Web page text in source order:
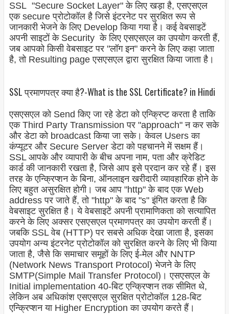
SSL "Secure Socket Layer" के लिए खड़ा है, एसएसएल
एक secure प्रोटोकॉल है जिसे इंटरनेट पर सुरक्षित रूप से
जानकारी भेजने के लिए Develop किया गया है। कई वेबसाइटें
अपनी साइटों के Security के लिए एसएसएल का उपयोग करती हैं,
जब आपको किसी वेबसाइट पर "लॉग इन" करने के लिए कहा जाता
है, तो Resulting page एसएसएल द्वारा सुरक्षित किया जाता है।
SSL प्रमाणपत्र क्या है?-What is the SSL Certificate? in Hindi
एसएसएल को Send किए जा रहे डेटा को एन्क्रिप्ट करता है ताकि
एक Third Party Transmission पर "approach" न कर सके
और डेटा को broadcast किया जा सके। केवल Users का
कंप्यूटर और Secure Server डेटा को पहचानने में सक्षम हैं।
SSL आपके और व्यापारी के बीच अपना नाम, पता और क्रेडिट
कार्ड की जानकारी रखता है, जिसे आप इसे प्रदान कर रहे हैं। इस
तरह के एन्क्रिप्शन के बिना, ऑनलाइन खरीदारी व्यावहारिक होने के
लिए बहुत असुरक्षित होगी। जब आप "http" के बाद एक Web
address पर जाते हैं, तो "http" के बाद "s" इंगित करता है कि
वेबसाइट सुरक्षित है। ये वेबसाइटें अपनी प्रामाणिकता को सत्यापित
करने के लिए अक्सर एसएसएल प्रमाणपत्र का उपयोग करती हैं।
जबकि SSL वेब (HTTP) पर सबसे अधिक देखा जाता है, इसका
उपयोग अन्य इंटरनेट प्रोटोकॉल को सुरक्षित करने के लिए भी किया
जाता है, जैसे कि समाचार समूहों के लिए ई-मेल और NNTP
(Network News Transport Protocol) भेजने के लिए
SMTP(Simple Mail Transfer Protocol)। एसएसएल के
Initial implementation 40-बिट एन्क्रिप्शन तक सीमित थे,
लेकिन अब अधिकांश एसएसएल सुरक्षित प्रोटोकॉल 128-बिट
एन्क्रिप्शन या Higher Encryption का उपयोग करते हैं।